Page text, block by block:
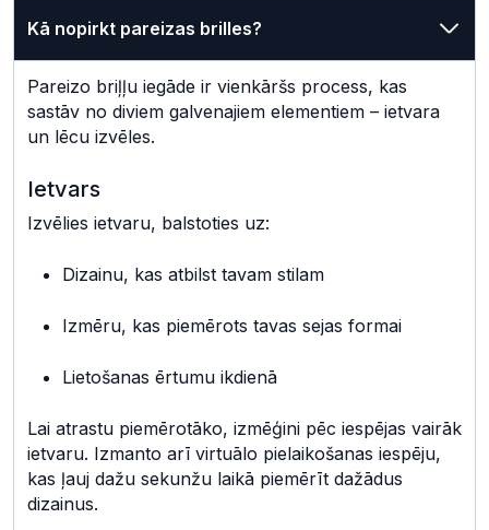
Kā nopirkt pareizas brilles?
Pareizo briļļu iegāde ir vienkāršs process, kas
sastāv no diviem galvenajiem elementiem – ietvara
un lēcu izvēles.
Ietvars
Izvēlies ietvaru, balstoties uz:
Dizainu, kas atbilst tavam stilam
Izmēru, kas piemērots tavas sejas formai
Lietošanas ērtumu ikdienā
Lai atrastu piemērotāko, izmēģini pēc iespējas vairāk
ietvaru. Izmanto arī virtuālo pielaikošanas iespēju,
kas ļauj dažu sekunžu laikā piemērīt dažādus
dizainus.